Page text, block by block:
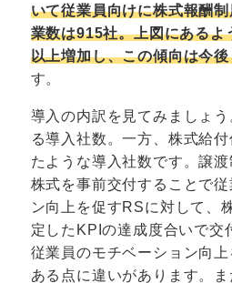
いて従業員向けに株式報酬
業数は915社。上図にあるよ
以上増加し、この傾向は今
す。
導入の内訳を見てみましょ
る導入社数。一方、株式給
たような導入社数です。譲
株式を事前交付することで
ン向上を促すRSに対して、
定したKPIの達成度合いで交
従業員のモチベーション向
ある点に違いがあります。